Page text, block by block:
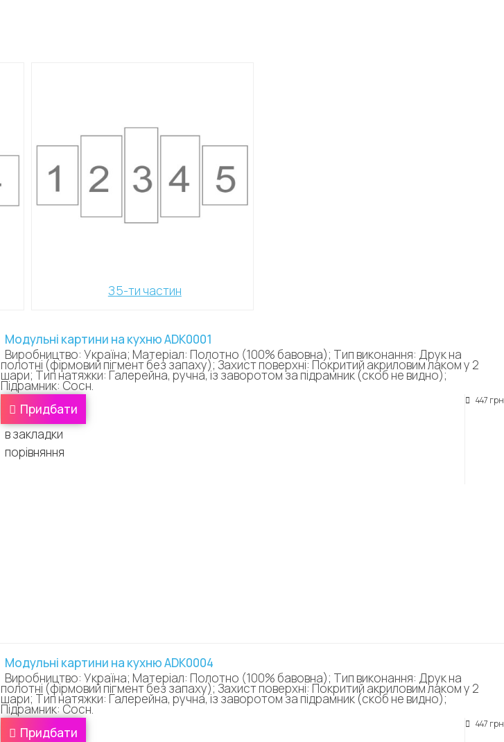
З 5-ти частин
Модульні картини на кухню ADK0001
Виробництво: Україна; Матеріал: Полотно (100% бавовна); Тип виконання: Друк на
полотні (фірмовий пігмент без запаху); Захист поверхні: Покритий акриловим лаком у 2
шари; Тип натяжки: Галерейна, ручна, із заворотом за підрамник (скоб не видно);
Підрамник: Сосн.
447 грн
Придбати
в закладки
порівняння
Модульні картини на кухню ADK0004
Виробництво: Україна; Матеріал: Полотно (100% бавовна); Тип виконання: Друк на
полотні (фірмовий пігмент без запаху); Захист поверхні: Покритий акриловим лаком у 2
шари; Тип натяжки: Галерейна, ручна, із заворотом за підрамник (скоб не видно);
Підрамник: Сосн.
447 грн
Придбати